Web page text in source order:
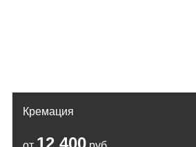
Кремация
12 400